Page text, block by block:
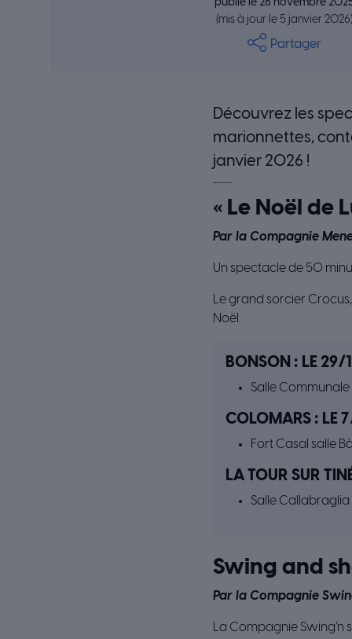
publié le 26 novembre
(mis à jour le 5 janvier 2026)
Partager
Découvrez les
marionnettes,
janvier 2026 !
« Le Noël de
Par la Compagnie
Un spectacle de 50
Le grand sorcier
Noël.
BONSON : LE 29/
Salle Communale
COLOMARS : LE
Fort Casal salle
LA TOUR SUR
Salle Callabraglia
Swing and
Par la Compagnie
La Compagnie Swing’n